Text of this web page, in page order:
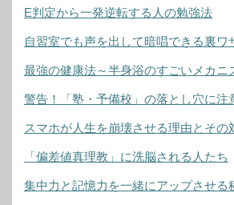
E判定から一発逆転する人の勉強法
自習室でも声を出して暗唱できる裏ワ
最強の健康法～半身浴のすごいメカニ
警告！「塾・予備校」の落とし穴に注
スマホが人生を崩壊させる理由とその
「偏差値真理教」に洗脳される人たち
集中力と記憶力を一緒にアップさせる